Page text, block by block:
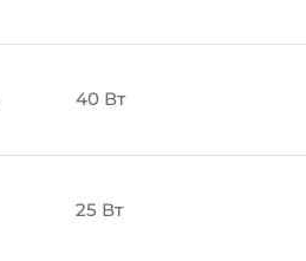
40 Вт
25 Вт